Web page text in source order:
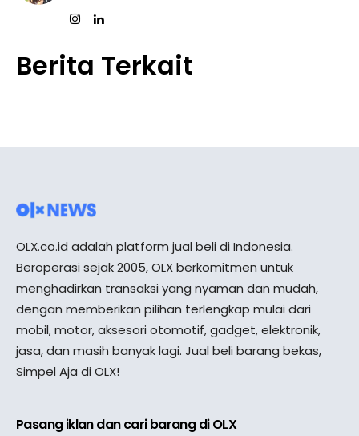
Berita Terkait
OLX.co.id adalah platform jual beli di Indonesia.
Beroperasi sejak 2005, OLX berkomitmen untuk
menghadirkan transaksi yang nyaman dan mudah,
dengan memberikan pilihan terlengkap mulai dari
mobil, motor, aksesori otomotif, gadget, elektronik,
jasa, dan masih banyak lagi. Jual beli barang bekas,
Simpel Aja di OLX!
Pasang iklan dan cari barang di OLX